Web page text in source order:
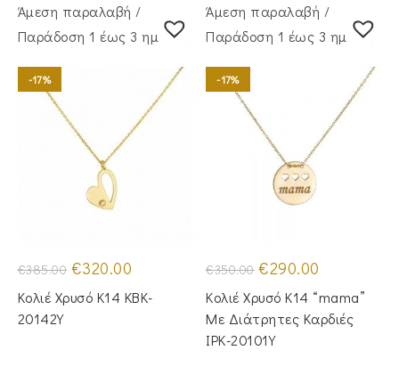
Άμεση παραλαβή /
Παράδoση 1 έως 3 ημέρες
-17%
€385.00 Original
price
was:
€385.00.
€320.00
τιμή
είναι:
Κολιέ Χρυσό Κ14 KBK-
20142Y
Άμεση παραλαβή /
Παράδoση 1 έως 3 ημέρες
-17%
€350.00 Original
price
was:
€350.00.
€290.00
είναι:
€290.00.
Κολιέ Χρυσό Κ14 “mama”
Με Διάτρητες Καρδιές
IPK-20101Y